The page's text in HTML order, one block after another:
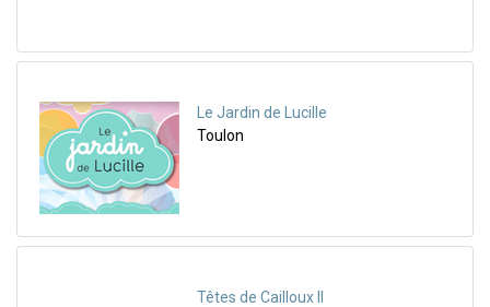
Le Jardin de Lucille
Toulon
Têtes de Cailloux II